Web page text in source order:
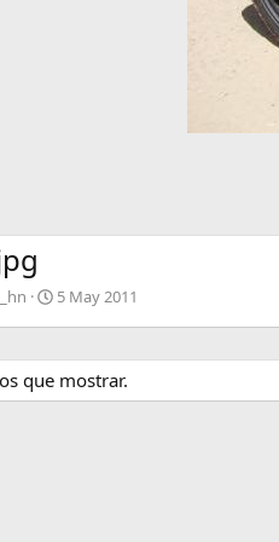
5 May 2011
que mostrar.